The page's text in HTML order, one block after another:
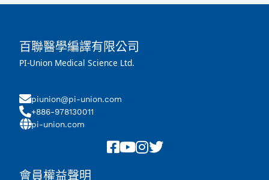
百聯醫學編譯有限公司
PI-Union Medical Science Ltd.
piunion@pi-union.com
+886-978130011
pi-union.com
會員權益聲明